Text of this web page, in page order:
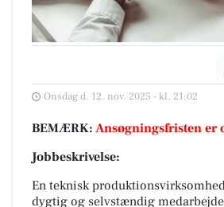
Onsdag d. 12. nov. 2025 - kl. 21:02
BEMÆRK: Ansøgningsfristen er
Jobbeskrivelse:
En teknisk
dygtig og selvstændig